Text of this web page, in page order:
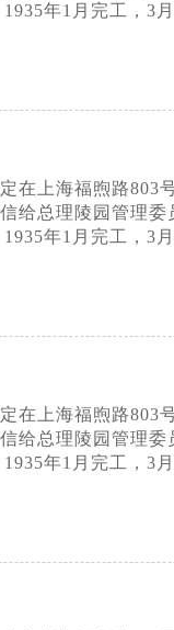
年1月完工，3
在上海福煦路803
给总理陵园管理
年1月完工，3
在上海福煦路803
给总理陵园管理
年1月完工，3